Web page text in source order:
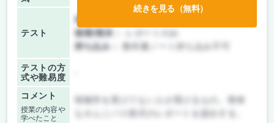
テスト
前期/中間：
後期/期末：
持ち込み：
教科書ノート持ち込み不可
テストの方
式や難易度
コメント
授業の内容や
学べたこと
情報学を受けてない人が受けるもの。簡単
続きを見る（無料）